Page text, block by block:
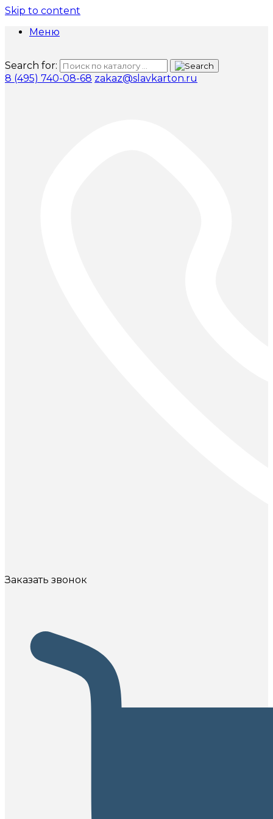
Skip to content
Меню
Search for:
8 (495) 740-08-68 zakaz@slavkarton.ru
Заказать звонок